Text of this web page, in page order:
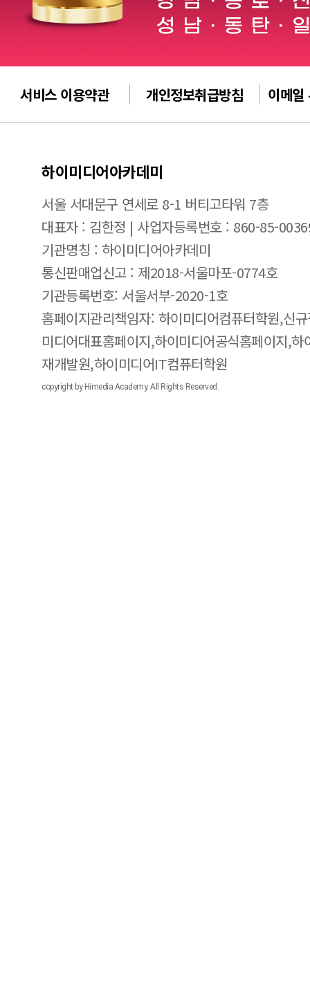
서비스 이용약관 개인정보취급방침 이메일
하이미디어아카데미
서울 서대문구 연세로 8-1 버티고타워 7층
대표자 : 김한정 | 사업자등록번호 : 860-85-
기관명칭 : 하이미디어아카데미
통신판매업신고 : 제2018-서울마포-0774호
기관등록번호: 서울서부-2020-1호
홈페이지관리책임자: 하이미디어컴퓨터학원,신
미디어대표홈페이지,하이미디어공식홈페이지,
재개발원,하이미디어IT컴퓨터학원
copyright by Himedia Academy. All Rights Reserved.